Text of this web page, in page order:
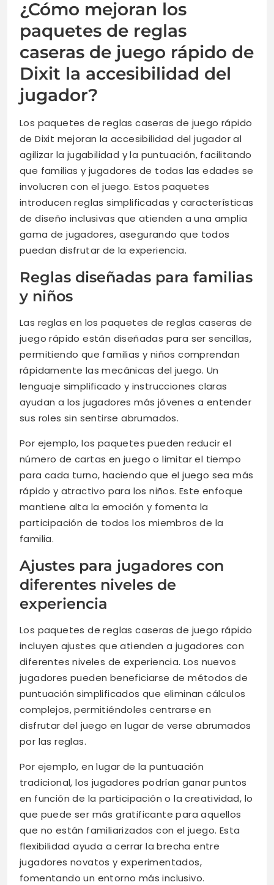
¿Cómo mejoran los
paquetes de reglas
caseras de juego rápido de
Dixit la accesibilidad del
jugador?
Los paquetes de reglas caseras de juego rápido
de Dixit mejoran la accesibilidad del jugador al
agilizar la jugabilidad y la puntuación, facilitando
que familias y jugadores de todas las edades se
involucren con el juego. Estos paquetes
introducen reglas simplificadas y características
de diseño inclusivas que atienden a una amplia
gama de jugadores, asegurando que todos
puedan disfrutar de la experiencia.
Reglas diseñadas para familias
y niños
Las reglas en los paquetes de reglas caseras de
juego rápido están diseñadas para ser sencillas,
permitiendo que familias y niños comprendan
rápidamente las mecánicas del juego. Un
lenguaje simplificado y instrucciones claras
ayudan a los jugadores más jóvenes a entender
sus roles sin sentirse abrumados.
Por ejemplo, los paquetes pueden reducir el
número de cartas en juego o limitar el tiempo
para cada turno, haciendo que el juego sea más
rápido y atractivo para los niños. Este enfoque
mantiene alta la emoción y fomenta la
participación de todos los miembros de la
familia.
Ajustes para jugadores con
diferentes niveles de
experiencia
Los paquetes de reglas caseras de juego rápido
incluyen ajustes que atienden a jugadores con
diferentes niveles de experiencia. Los nuevos
jugadores pueden beneficiarse de métodos de
puntuación simplificados que eliminan cálculos
complejos, permitiéndoles centrarse en
disfrutar del juego en lugar de verse abrumados
por las reglas.
Por ejemplo, en lugar de la puntuación
tradicional, los jugadores podrían ganar puntos
en función de la participación o la creatividad, lo
que puede ser más gratificante para aquellos
que no están familiarizados con el juego. Esta
flexibilidad ayuda a cerrar la brecha entre
jugadores novatos y experimentados,
fomentando un entorno más inclusivo.